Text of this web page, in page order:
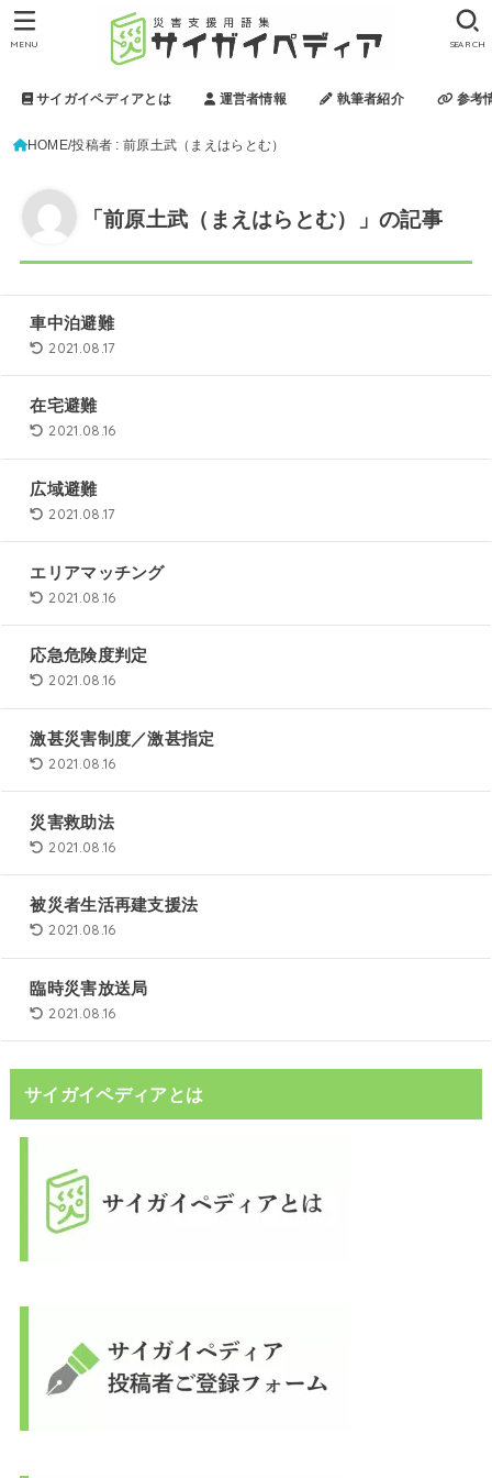
サイガイペディアとは 運営者情報 執筆者紹介 参考
SEARCH
MENU
HOME 投稿者 : 前原土武（まえはらとむ）
「前原土武（まえはらとむ）」の記事
車中泊避難
2021.08.17
在宅避難
2021.08.16
広域避難
2021.08.17
エリアマッチング
2021.08.16
応急危険度判定
2021.08.16
激甚災害制度／激甚指定
2021.08.16
災害救助法
2021.08.16
被災者生活再建支援法
2021.08.16
臨時災害放送局
2021.08.16
サイガイペディアとは